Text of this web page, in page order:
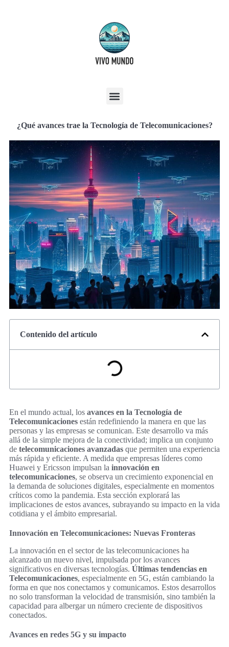
¿Qué avances trae la Tecnología de Telecomunicaciones?
Contenido del artículo
En el mundo actual, los avances en la Tecnología de
Telecomunicaciones están redefiniendo la manera en que las
personas y las empresas se comunican. Este desarrollo va más
allá de la simple mejora de la conectividad; implica un conjunto
de telecomunicaciones avanzadas que permiten una experiencia
más rápida y eficiente. A medida que empresas líderes como
Huawei y Ericsson impulsan la innovación en
telecomunicaciones, se observa un crecimiento exponencial en
la demanda de soluciones digitales, especialmente en momentos
críticos como la pandemia. Esta sección explorará las
implicaciones de estos avances, subrayando su impacto en la vida
cotidiana y el ámbito empresarial.
Innovación en Telecomunicaciones: Nuevas Fronteras
La innovación en el sector de las telecomunicaciones ha
alcanzado un nuevo nivel, impulsada por los avances
significativos en diversas tecnologías. Últimas tendencias en
Telecomunicaciones, especialmente en 5G, están cambiando la
forma en que nos conectamos y comunicamos. Estos desarrollos
no solo transforman la velocidad de transmisión, sino también la
capacidad para albergar un número creciente de dispositivos
conectados.
Avances en redes 5G y su impacto